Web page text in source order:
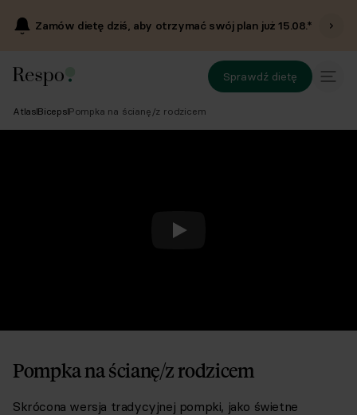
Zamów dietę dziś, aby otrzymać swój plan już15.08.*
Sprawdź dietę
Atlas BicepsPompka na ścianę/z rodzicem
Odtwórz
Pompka na ścianę/z rodzicem
Skrócona wersja tradycyjnej pompki, jako świetne